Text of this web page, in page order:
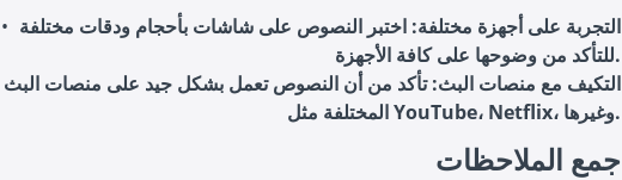
التجربة على أجهزة مختلفة: اختبر النصوص على شاشات بأحجام ودقات مختلفة
للتأكد من وضوحها على كافة الأجهزة.
التكيف مع منصات البث: تأكد من أن النصوص تعمل بشكل جيد على منصات البث
المختلفة مثل YouTube، Netflix، وغيرها.
جمع الملاحظات